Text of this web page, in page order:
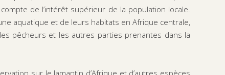
de l’intérêt supérieur de la population locale.
aquatique et de leurs habitats en Afrique centrale,
pêcheurs et les autres parties prenantes dans la
sur le lamantin d’Afrique et d’autres espèces